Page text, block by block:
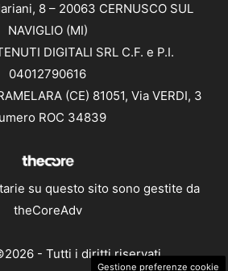
8 – 20063 CERNUSCO SUL
NAVIGLIO (MI)
DIGITALI SRL C.F. e P.I.
04012790616
(CE) 81051, Via VERDI, 3
ROC 34839
su questo sito sono gestite da
theCoreAdv
- Tutti i diritti riservati
Gestione preferenze cookie